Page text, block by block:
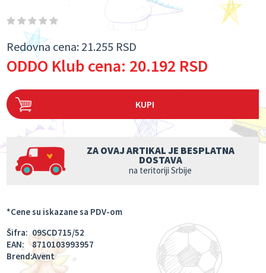
Redovna cena: 21.255 RSD
ODDO Klub cena: 20.192 RSD
KUPI
ZA OVAJ ARTIKAL JE BESPLATNA
DOSTAVA
na teritoriji Srbije
*Cene su iskazane sa PDV-om
Šifra: 09SCD715/52
EAN:
8710103993957
Brend:Avent